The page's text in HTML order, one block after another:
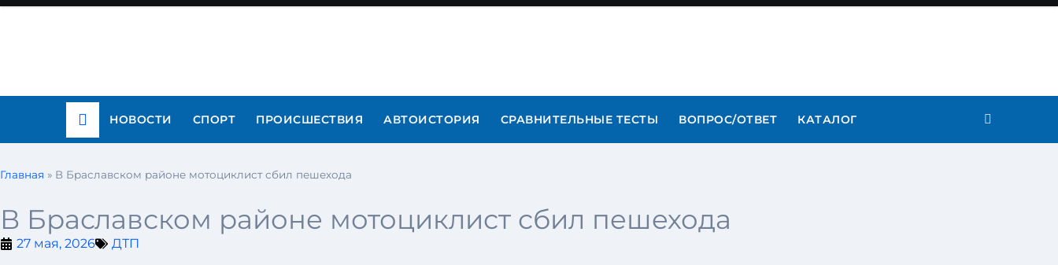
НОВОСТИ СПОРТ ПРОИСШЕСТВИЯ АВТОИСТОРИЯ СРАВНИТЕЛЬНЫЕ ТЕСТЫ ВОПРОС/ОТВЕТ КАТАЛОГ
Главная » В Браславском районе мотоциклист сбил пешехода
В Браславском районе мотоциклист сбил пешехода
27 мая, 2026 ДТП